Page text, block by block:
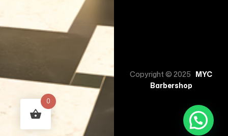
Copyright © 2025 MYC
Barbershop
0